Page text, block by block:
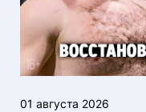
01 августа 2026